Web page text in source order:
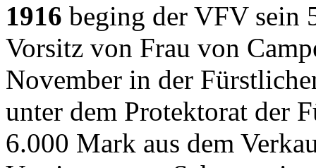
1916 beging der VFV sein
Vorsitz von Frau von
November in der
unter dem Protektorat der
6.000 Mark aus dem